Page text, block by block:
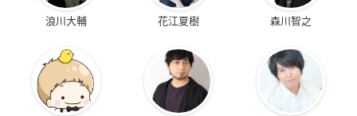
浪川大輔 花江夏樹 森川智之